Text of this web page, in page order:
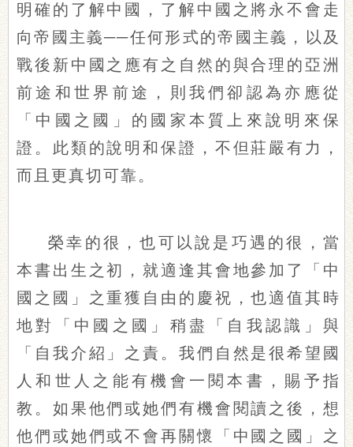
明確的了解中國，了解中國之將永不會走
向帝國主義──任何形式的帝國主義，以及
戰後新中國之應有之自然的與合理的亞洲
前途和世界前途，則我們卻認為亦應從
「中國之國」的國家本質上來說明來保
證。此類的說明和保證，不但莊嚴有力，
而且更真切可靠。
榮幸的很，也可以說是巧遇的很，當
本書出生之初，就適逢其會地參加了「中
國之國」之重獲自由的慶祝，也適值其時
地對「中國之國」稍盡「自我認識」與
「自我介紹」之責。我們自然是很希望國
人和世人之能有機會一閱本書，賜予指
教。如果他們或她們有機會閱讀之後，想
他們或她們或不會再關懷「中國之國」之